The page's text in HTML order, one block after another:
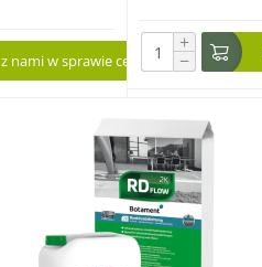
nami w sprawie ceny]
+
−